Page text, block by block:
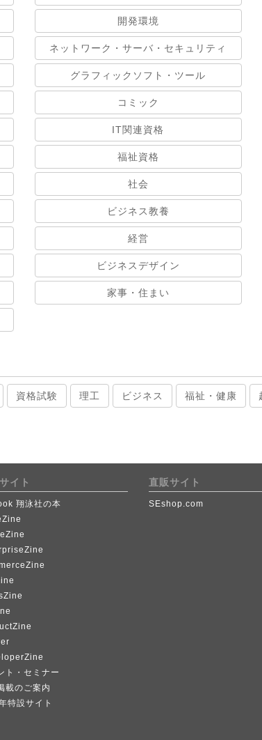
開発環境
ネットワーク・サーバ・セキュリティ
グラフィックソフト・ツール
コミック
IT関連資格
福祉資格
社会
ビジネス教養
経営
ビジネスデザイン
家事・住まい
資格試験 理工 ビジネス 福祉・健康
イト
翔泳社の本
ト・セミナー
載のご案内
特設サイト
直販サイト
SEshop.com